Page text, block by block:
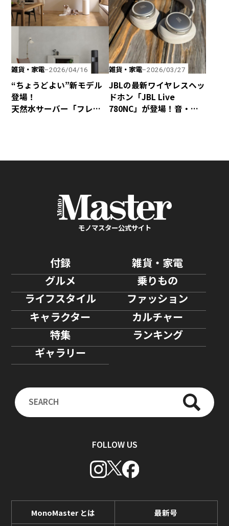
雑貨・家電 2026/04/16
“ちょうどよい”新モデル
登場！
天然水サーバー「フレ
雑貨・家電 2026/03/27
JBLの最新ワイヤレスヘッ
ドホン「JBL Live
780NC」が登場！音・装
モノマスター公式サイト
付録
雑貨・家電
グルメ
乗りもの
ライフスタイル
ファッション
キャラクター
カルチャー
特集
ランキング
ギャラリー
FOLLOW US
MonoMaster とは 最新号